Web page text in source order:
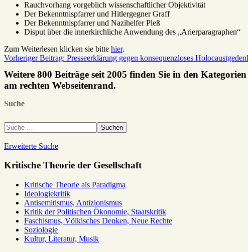
Rauchvorhang vorgeblich wissenschaftlicher Objektivität
Der Bekenntnispfarrer und Hitlergegner Graff
Der Bekenntnispfarrer und Nazihelfer Pleß
Disput über die innerkirchliche Anwendung des „Arierparagraphen“
Zum Weiterlesen klicken sie bitte hier.
Vorheriger Beitrag: Presseerklärung gegen konsequenzloses
Weitere 800 Beiträge seit 2005 finden Sie in den Kategorien
am rechten Webseitenrand.
Suche
Suchen
Erweiterte Suche
Kritische Theorie der Gesellschaft
Kritische Theorie als Paradigma
Ideologiekritik
Antisemitismus, Antizionismus
Kritik der Politischen Ökonomie, Staatskritik
Faschismus, Völkisches Denken, Neue Rechte
Soziologie
Kultur, Literatur, Musik